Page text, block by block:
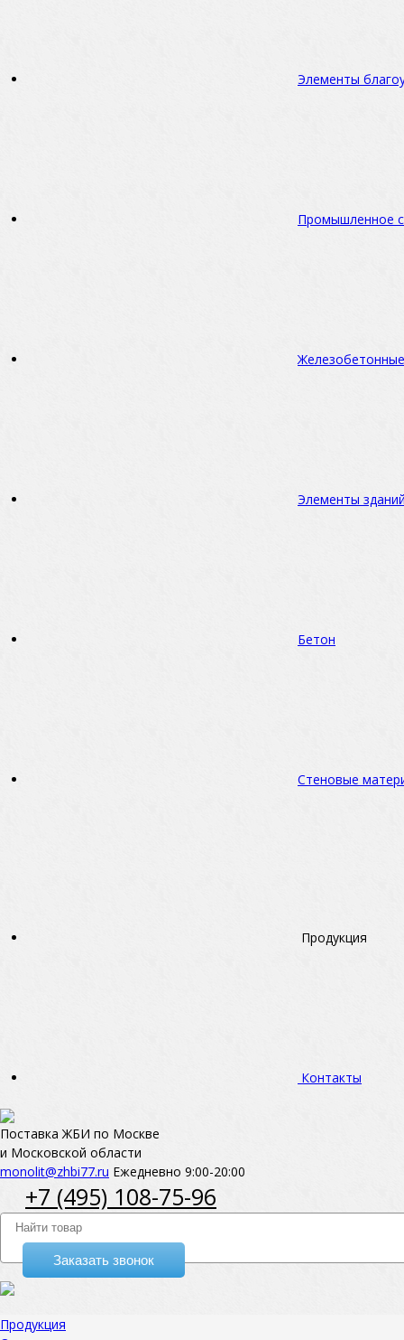
Элементы
Промышленное
Элементы
Бетон
Стеновые
Продукция
Контакты
Поставка ЖБИ по Москве
и Московской области
monolit@zhbi77.ru Ежедневно 9:00-20:00
+7 (495) 108-75-96
Заказать звонок
Продукция